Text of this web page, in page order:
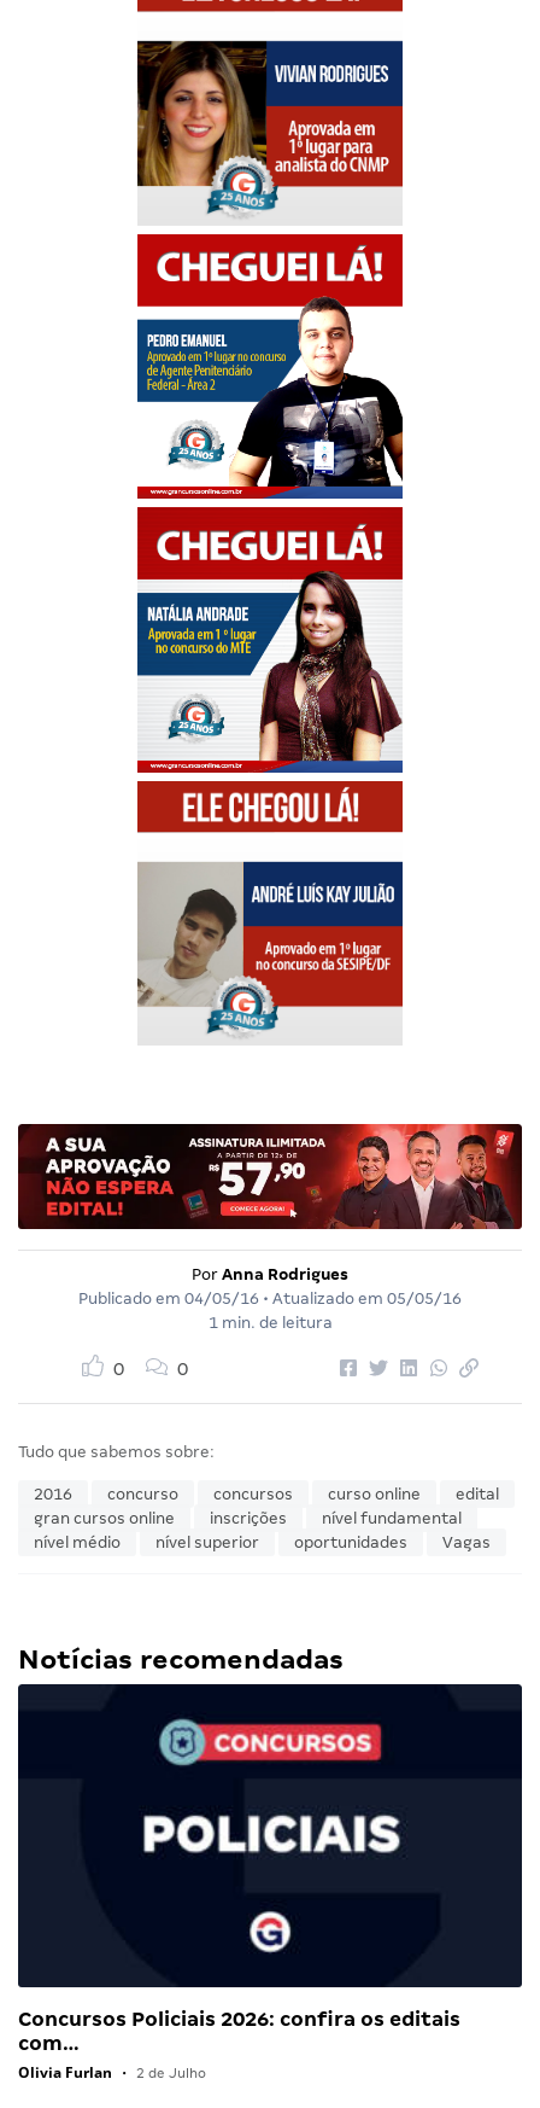
Por Anna Rodrigues
Publicado em 04/05/16 • Atualizado em 05/05/16
1 min. de leitura
0 0
Tudo que sabemos sobre:
2016 concurso concursos curso online
edital
gran cursos online
inscrições
nível fundamental
nível médio
nível superior oportunidades Vagas
Notícias recomendadas
Concursos Policiais 2026: confira os editais
com…
Olivia Furlan • 2 de Julho